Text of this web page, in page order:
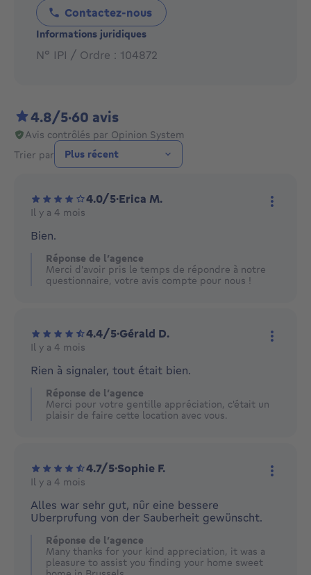
aider de manière efficace et professionnelle.
Contactez-nous
Informations juridiques
N° IPI / Ordre : 104872
4.8/5·60 avis
Avis contrôlés par Opinion System
Trier par
4.0/5·Erica M.
Il y a 4 mois
Bien.
Réponse de l’agence
Merci d'avoir pris le temps de répondre à notre
questionnaire, votre avis compte pour nous !
4.4/5·Gérald D.
Il y a 4 mois
Rien à signaler, tout était bien.
Réponse de l’agence
Merci pour votre gentille appréciation, c'était un
plaisir de faire cette location avec vous.
4.7/5·Sophie F.
Il y a 4 mois
Alles war sehr gut, nûr eine bessere
Uberprufung von der Sauberheit gewünscht.
Réponse de l’agence
Many thanks for your kind appreciation, it was a
pleasure to assist you finding your home sweet